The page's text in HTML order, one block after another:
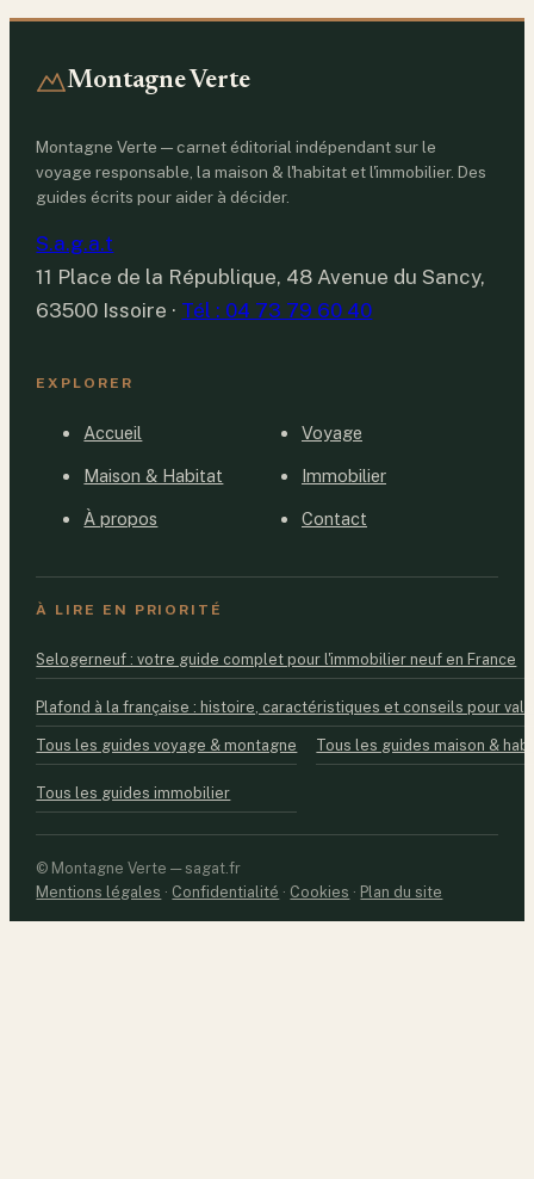
Montagne Verte
Montagne Verte — carnet éditorial indépendant sur le
voyage responsable, la maison & l'habitat et l'immobilier. Des
guides écrits pour aider à décider.
S.a.g.a.t
11 Place de la République, 48 Avenue du Sancy,
63500 Issoire · Tél : 04 73 79 60 40
EXPLORER
Accueil Voyage
Maison & Habitat Immobilier
À propos Contact
À LIRE EN PRIORITÉ
Selogerneuf : votre guide complet pour l'immobilier neuf en France
Plafond à la française : histoire, caractéristiques et conseils pour
Tous les guides voyage & montagne Tous les guides maison &
Tous les guides immobilier
© Montagne Verte — sagat.fr
Mentions légales · Confidentialité · Cookies · Plan du site